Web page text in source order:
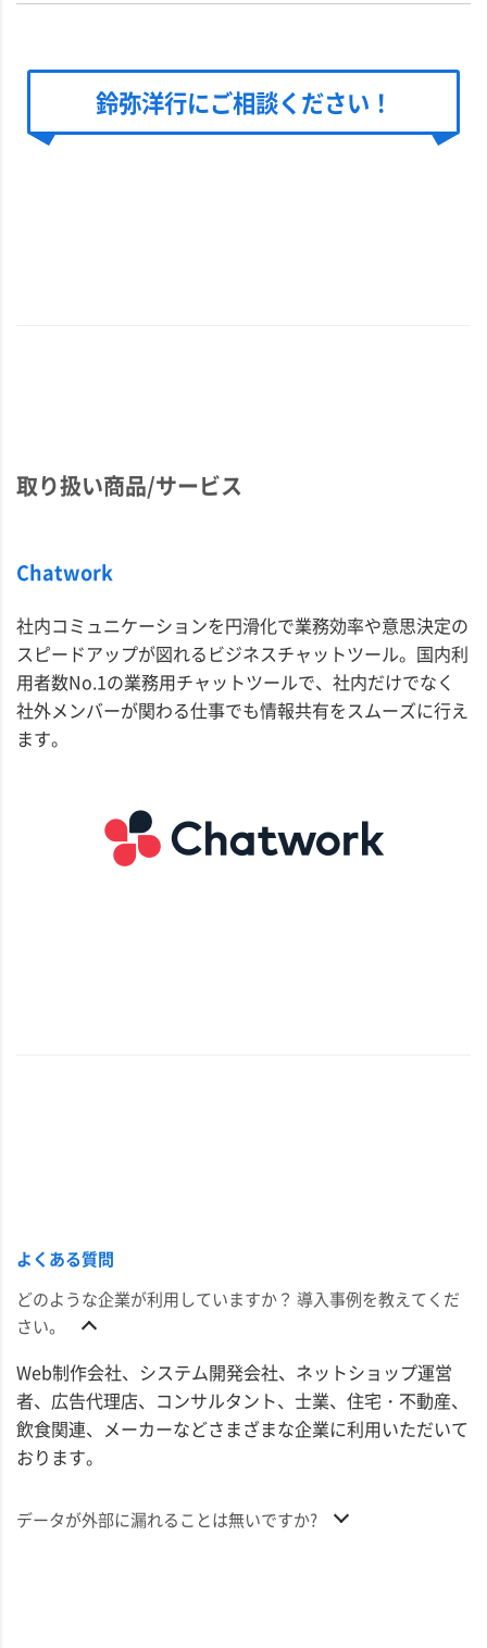
鈴弥洋行にご相談ください！
取り扱い商品/サービス
Chatwork
社内コミュニケーションを円滑化で業務効率や意思決定の
スピードアップが図れるビジネスチャットツール。国内利
用者数No.1の業務用チャットツールで、社内だけでなく
社外メンバーが関わる仕事でも情報共有をスムーズに行え
ます。
よくある質問
どのような企業が利用していますか？ 導入事例を教えてくだ
さい。
Web制作会社、システム開発会社、ネットショップ運営
者、広告代理店、コンサルタント、士業、住宅・不動産、
飲食関連、メーカーなどさまざまな企業に利用いただいて
おります。
データが外部に漏れることは無いですか?